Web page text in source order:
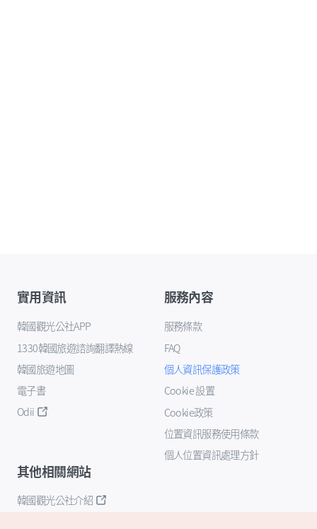
實用資訊
韓國觀光公社APP
1330韓國旅遊諮詢翻譯熱線
韓國旅遊地圖
電子書
Odii
服務內容
服務條款
FAQ
個人資訊保護政策
Cookie 設置
Cookie政策
位置資訊服務使用條款
個人位置資訊處理方針
其他相關網站
韓國觀光公社介紹